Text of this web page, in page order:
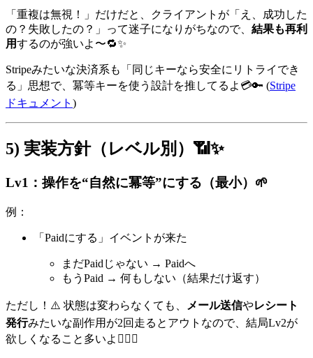
「重複は無視！」だけだと、クライアントが「え、成功した
の？失敗したの？」って迷子になりがちなので、 結果も再利
用するのが強いよ〜🔁✨
Stripeみたいな決済系も「同じキーなら安全にリトライでき
る」思想で、冪等キーを使う設計を推してるよ💳🔑 (Stripe
ドキュメント )
5) 実装方針（レベル別）📶✨
Lv1：操作を“自然に冪等”にする（最小）🌱
例：
「Paidにする」イベントが来た
まだPaidじゃない → Paidへ
もうPaid → 何もしない（結果だけ返す）
ただし！⚠️ 状態は変わらなくても、 メール送信やレシート
発行みたいな副作用が2回走るとアウトなので、結局Lv2が
欲しくなること多いよ😵‍💫💥